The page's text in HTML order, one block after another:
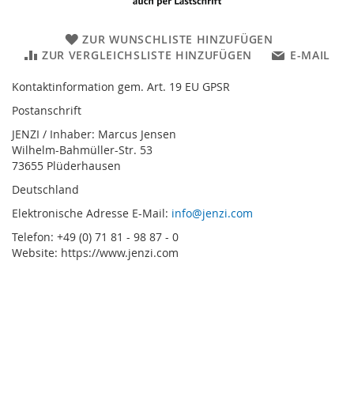
ZUR WUNSCHLISTE HINZUFÜGEN
ZUR VERGLEICHSLISTE HINZUFÜGEN
E-MAIL
Kontaktinformation gem. Art. 19 EU GPSR
Postanschrift
JENZI / Inhaber: Marcus Jensen
Wilhelm-Bahmüller-Str. 53
73655 Plüderhausen
Deutschland
Elektronische Adresse E-Mail: info@jenzi.com
Telefon: +49 (0) 71 81 - 98 87 - 0
Website: https://www.jenzi.com